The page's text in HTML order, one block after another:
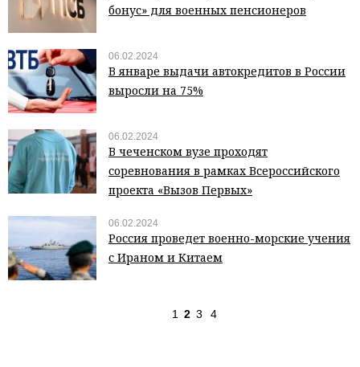
бонус» для военных пенсионеров
06.02.2024
В январе выдачи автокредитов в России
выросли на 75%
06.02.2024
В чеченском вузе проходят
соревнования в рамках Всероссийского
проекта «Вызов Первых»
06.02.2024
Россия проведет военно-морские учения
с Ираном и Китаем
1 2 3 4